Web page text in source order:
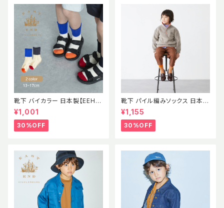
靴下 バイカラー 日本製【EEH】
SS パイル素材 ソックス イース
トエンドハイランダーズ
¥1,001
30%OFF
靴下 パイル編みソックス 日本製
【EEH】 AW
¥1,155
30%OFF